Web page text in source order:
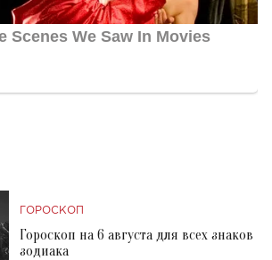
ГОРОСКОП
Гороскоп на 6 августа для всех знаков
зодиака